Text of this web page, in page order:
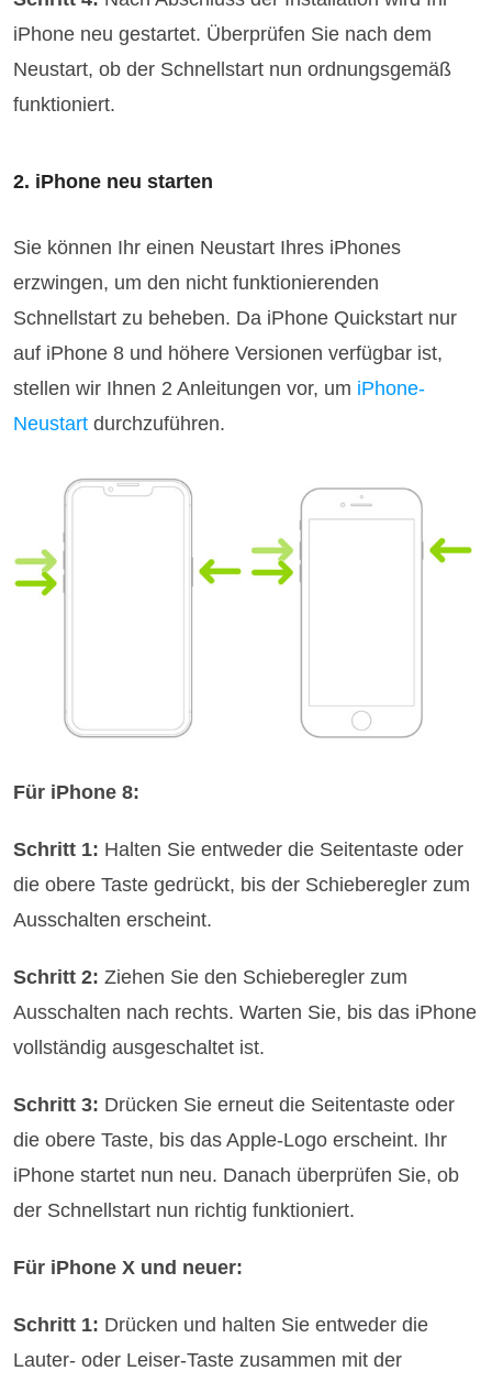
iPhone neu gestartet. Überprüfen Sie nach dem
Neustart, ob der Schnellstart nun ordnungsgemäß
funktioniert.
2. iPhone neu starten
Sie können Ihr einen Neustart Ihres iPhones
erzwingen, um den nicht funktionierenden
Schnellstart zu beheben. Da iPhone Quickstart nur
auf iPhone 8 und höhere Versionen verfügbar ist,
stellen wir Ihnen 2 Anleitungen vor, um iPhone-
Neustart durchzuführen.
Für iPhone 8:
Schritt 1: Halten Sie entweder die Seitentaste oder
die obere Taste gedrückt, bis der Schieberegler zum
Ausschalten erscheint.
Schritt 2: Ziehen Sie den Schieberegler zum
Ausschalten nach rechts. Warten Sie, bis das iPhone
vollständig ausgeschaltet ist.
Schritt 3: Drücken Sie erneut die Seitentaste oder
die obere Taste, bis das Apple-Logo erscheint. Ihr
iPhone startet nun neu. Danach überprüfen Sie, ob
der Schnellstart nun richtig funktioniert.
Für iPhone X und neuer:
Schritt 1: Drücken und halten Sie entweder die
Lauter- oder Leiser-Taste zusammen mit der